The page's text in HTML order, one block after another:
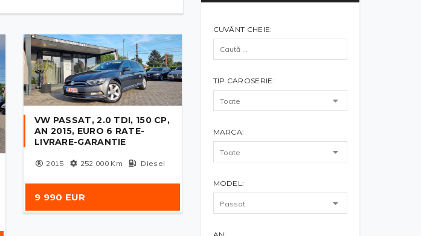
VW PASSAT, 2.0 TDI, 150 CP,
AN 2015, EURO 6 RATE-
LIVRARE-GARANTIE
2015 252 000Km Diesel
9 990 EUR
CUVÂNT CHEIE:
TIP CAROSERIE:
MARCA:
MODEL: